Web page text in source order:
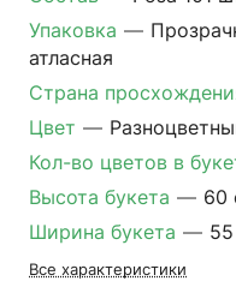
Упаковка —
атласная
Страна
Цвет —
Кол-во цветов в
Высота букета — 60
Ширина букета —
Все характеристики